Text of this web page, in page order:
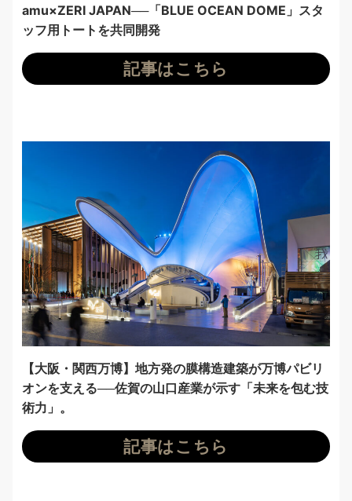
amu×ZERI JAPAN──「BLUE OCEAN DOME」スタ
ッフ用トートを共同開発
記事はこちら
【大阪・関西万博】地方発の膜構造建築が万博パビリ
オンを支える──佐賀の山口産業が示す「未来を包む技
術力」。
記事はこちら